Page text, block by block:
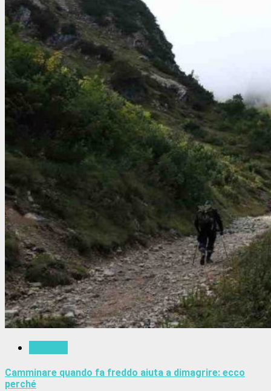
Camminare quando fa freddo aiuta a dimagrire: ecco
perché